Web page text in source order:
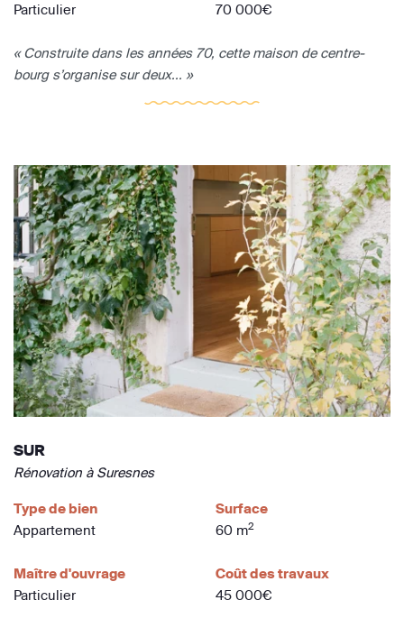
Particulier
70 000€
« Construite dans les années 70, cette maison de centre-
bourg s’organise sur deux... »
SUR
Rénovation à Suresnes
Type de bien
Appartement
Surface
60 m2
Maître d'ouvrage
Particulier
Coût des travaux
45 000€